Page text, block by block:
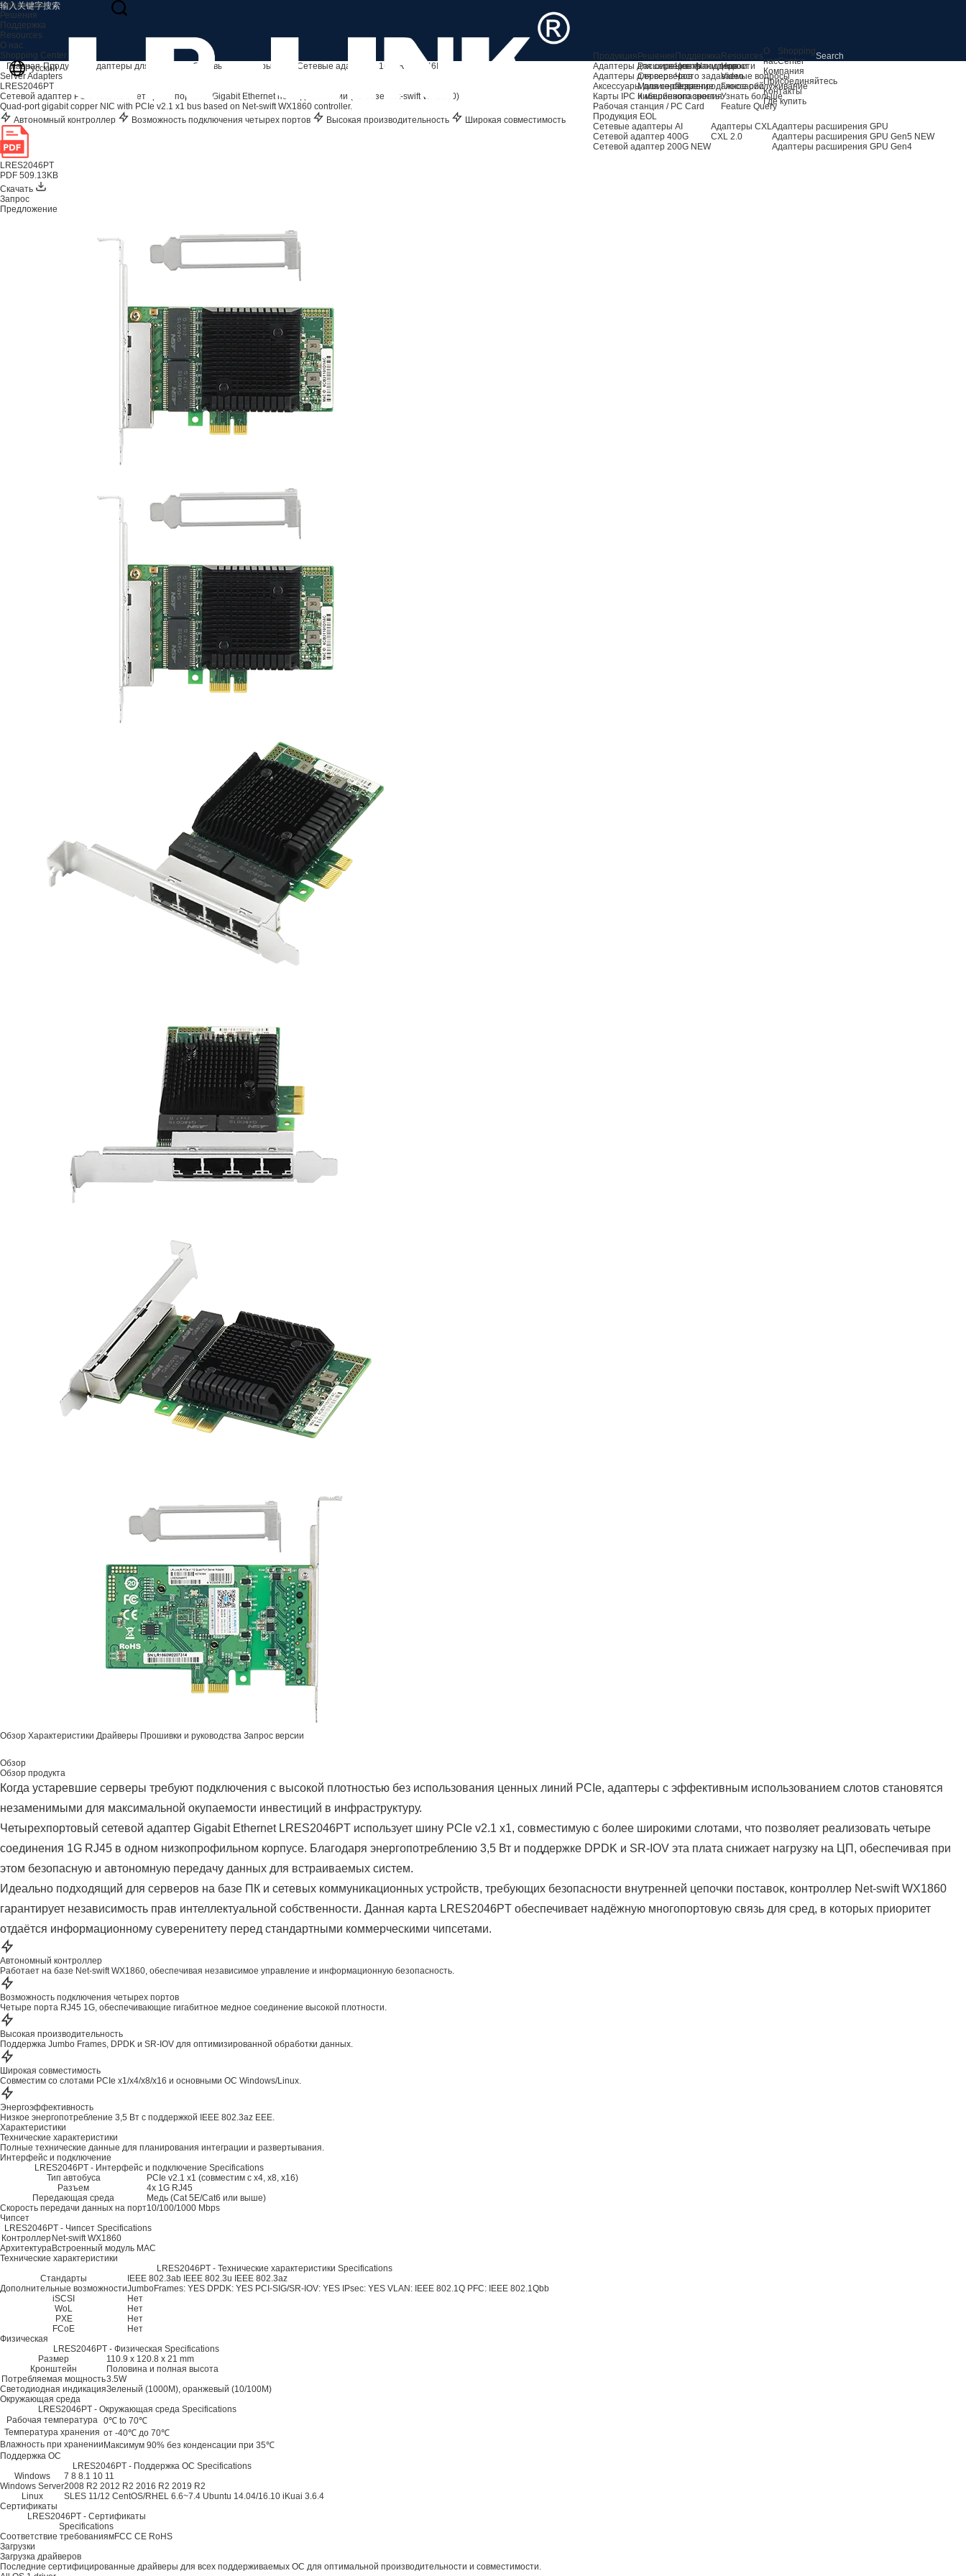
Продукция
Адаптеры для серверов AI
Адаптеры для серверов
Аксессуары для сервера
Карты IPC и машинного зрения
Рабочая станция / PC Card
Продукция EOL
Сетевые адаптеры AI
Сетевой адаптер 400G
Сетевой адаптер 200G NEW
Адаптеры CXL
CXL 2.0
Адаптеры расширения GPU
Адаптеры расширения GPU Gen5 NEW
Адаптеры расширения GPU Gen4
Решения
Расширение хранилища
Сервер
Машинное зрение
Кибербезопасность
Поддержка
Центр поддержки
Часто задаваемые вопросы
Послепродажное обслуживание
Resources
Новости
Video
Глоссарий
Узнать больше
Feature Query
О
нас
Компания
Присоединяйтесь
Контакты
Где купить
Shopping
Center
Продукция
Решения
Поддержка
Resources
О нас
Shopping Center
Русский
Главная Продукция Адаптеры для серверов Сетевые адаптеры PCIe Сетевые адаптеры 1G
LRES2046PT
Server Adapters
LRES2046PT
Сетевой адаптер PCIe v2.1 x1 с четырьмя портами Gigabit Ethernet по медной линии (на базе Net-swift WX1860)
Quad-port gigabit copper NIC with PCIe v2.1 x1 bus based on Net-swift WX1860 controller.
Автономный контроллер
Возможность подключения четырех портов Высокая производительность Широкая совместимость
LRES2046PT
PDF 509.13KB
Скачать
Запрос
Предложение
Обзор Характеристики Драйверы Прошивки и руководства Запрос версии
Обзор
Обзор продукта
Когда устаревшие серверы требуют подключения с высокой плотностью без использования ценных линий PCIe, адаптеры с эффективным использованием слотов становятся
незаменимыми для максимальной окупаемости инвестиций в инфраструктуру.
Четырехпортовый сетевой адаптер Gigabit Ethernet LRES2046PT использует шину PCIe v2.1 x1, совместимую с более широкими слотами, что позволяет реализовать четыре
соединения 1G RJ45 в одном низкопрофильном корпусе. Благодаря энергопотреблению 3,5 Вт и поддержке DPDK и SR-IOV эта плата снижает нагрузку на ЦП, обеспечивая при
этом безопасную и автономную передачу данных для встраиваемых систем.
Идеально подходящий для серверов на базе ПК и сетевых коммуникационных устройств, требующих безопасности внутренней цепочки поставок, контроллер Net-swift WX1860
гарантирует независимость прав интеллектуальной собственности. Данная карта LRES2046PT обеспечивает надёжную многопортовую связь для сред, в которых приоритет
отдаётся информационному суверенитету перед стандартными коммерческими чипсетами.
Автономный контроллер
Работает на базе Net-swift WX1860, обеспечивая независимое управление и информационную безопасность.
Возможность подключения четырех портов
Четыре порта RJ45 1G, обеспечивающие гигабитное медное соединение высокой плотности.
Высокая производительность
Поддержка Jumbo Frames, DPDK и SR-IOV для оптимизированной обработки данных.
Широкая совместимость
Совместим со слотами PCIe x1/x4/x8/x16 и основными ОС Windows/Linux.
Энергоэффективность
Низкое энергопотребление 3,5 Вт с поддержкой IEEE 802.3az EEE.
Характеристики
Технические характеристики
Полные технические данные для планирования интеграции и развертывания.
Интерфейс и подключение
LRES2046PT - Интерфейс и подключение Specifications
Тип автобуса
PCIe v2.1 x1 (совместим с x4, x8, x16)
Разъем
4x 1G RJ45
Передающая среда
Медь (Cat 5E/Cat6 или выше)
Скорость передачи данных на порт10/100/1000 Mbps
Чипсет
LRES2046PT - Чипсет Specifications
Контроллер Net-swift WX1860
АрхитектураВстроенный модуль MAC
Технические характеристики
LRES2046PT - Технические характеристики Specifications
Стандарты
IEEE 802.3ab IEEE 802.3u
IEEE 802.3az
Дополнительные возможностиJumboFrames: YES DPDK: YES PCI-SIG/SR-IOV: YES IPsec: YES VLAN: IEEE 802.1Q PFC: IEEE 802.1Qbb
iSCSI
Нет
WoL
Нет
PXE
Нет
FCoE
Нет
Физическая
LRES2046PT - Физическая Specifications
Размер
110.9 x 120.8 x 21 mm
Кронштейн
Половина и полная высота
Потребляемая мощность3.5W
Светодиодная индикацияЗеленый (1000M), оранжевый (10/100M)
Окружающая среда
LRES2046PT - Окружающая среда Specifications
Рабочая температура
0℃ to 70℃
Температура хранения от -40℃ до 70℃
Влажность при хранении Максимум 90% без конденсации при 35℃
Поддержка ОС
LRES2046PT - Поддержка ОС Specifications
Windows
7 8 8.1 10 11
Windows Server2008 R2 2012 R2 2016 R2 2019 R2
Linux
SLES 11/12 CentOS/RHEL 6.6~7.4 Ubuntu 14.04/16.10 iKuai 3.6.4
Сертификаты
LRES2046PT - Сертификаты
Specifications
Соответствие требованиямFCC CE RoHS
Загрузки
Загрузка драйверов
Последние сертифицированные драйверы для всех поддерживаемых ОС для оптимальной производительности и совместимости.